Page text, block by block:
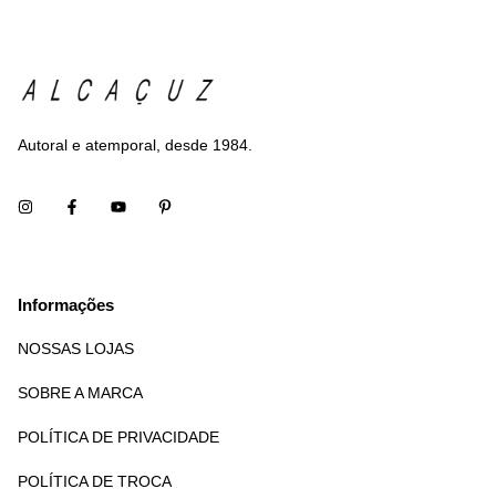
Autoral e atemporal, desde 1984.
Informações
NOSSAS LOJAS
SOBRE A MARCA
POLÍTICA DE PRIVACIDADE
POLÍTICA DE TROCA